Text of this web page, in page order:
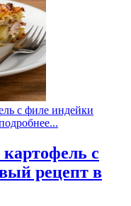
с филе индейки
с
рецепт в